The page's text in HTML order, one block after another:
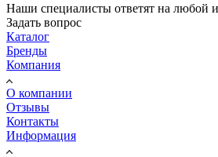
Наши специалисты ответят на любой
Задать вопрос
Каталог
Бренды
Компания
О компании
Отзывы
Контакты
Информация